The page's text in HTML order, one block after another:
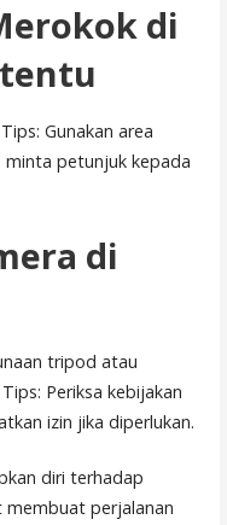
di
Gunakan area
petunjuk kepada
di
tripod atau
Periksa kebijakan
izin jika diperlukan.
diri terhadap
perjalanan